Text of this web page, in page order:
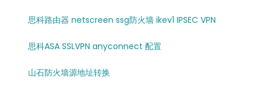
思科路由器 netscreen ssg防火墙 ikev1 IPSEC VPN
思科ASA SSLVPN anyconnect 配置
山石防火墙源地址转换